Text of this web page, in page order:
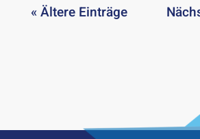
« Ältere Einträge